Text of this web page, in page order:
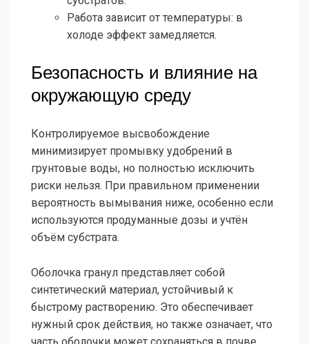
Работа зависит от температуры: в
холоде эффект замедляется.
Безопасность и влияние на
окружающую среду
Контролируемое высвобождение
минимизирует промывку удобрений в
грунтовые воды, но полностью исключить
риски нельзя. При правильном применении
вероятность вымывания ниже, особенно если
используются продуманные дозы и учтён
объём субстрата.
Оболочка гранул представляет собой
синтетический материал, устойчивый к
быстрому растворению. Это обеспечивает
нужный срок действия, но также означает, что